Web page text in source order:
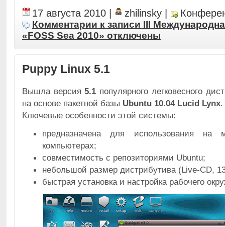
17 августа 2010 zhilinsky
Комментарии к записи III
«FOSS Sea 2010» отключены
Puppy Linux 5.1
Вышла версия5.1 популярного легковесного
на основе пакетной базы Ubuntu 10.04 Lucid Lynx.
Ключевые особенности этой системы:
предназначена для использования на
компьютерах;
совместимость с репозиториями Ubuntu;
небольшой размер дистрибутива (Live-CD,
быстрая установка и настройка рабочего